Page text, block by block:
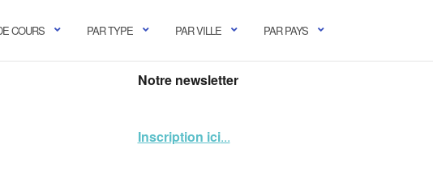
COURS PAR TYPE PAR VILLE PAR PAYS
Notre newsletter
Inscription ici...